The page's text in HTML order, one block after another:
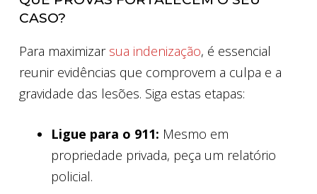
CASO?
Para maximizar sua indenização, é essencial
reunir evidências que comprovem a culpa e a
gravidade das lesões. Siga estas etapas:
Ligue para o 911: Mesmo em
propriedade privada, peça um relatório
policial.